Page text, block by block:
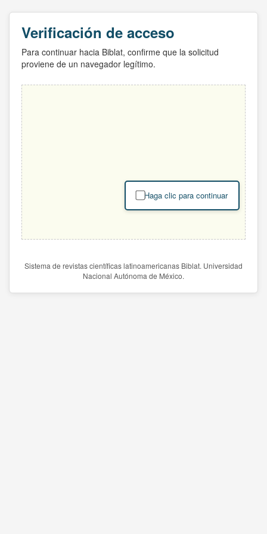
Verificación de acceso
Para continuar hacia Biblat, confirme que la solicitud
proviene de un navegador legítimo.
Haga clic para continuar
Sistema de revistas científicas latinoamericanas Biblat. Universidad
Nacional Autónoma de México.